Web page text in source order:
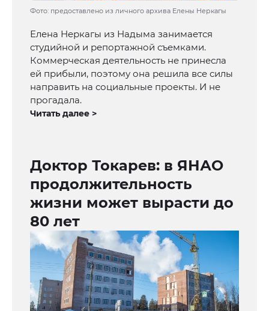
Фото: предоставлено из личного архива Елены Неркагы
Елена Неркагы из Надыма занимается
студийной и репортажной съемками.
Коммерческая деятельность не принесла
ей прибыли, поэтому она решила все силы
направить на социальные проекты. И не
прогадала.
Читать далее >
Доктор Токарев: в ЯНАО
продолжительность
жизни может вырасти до
80 лет